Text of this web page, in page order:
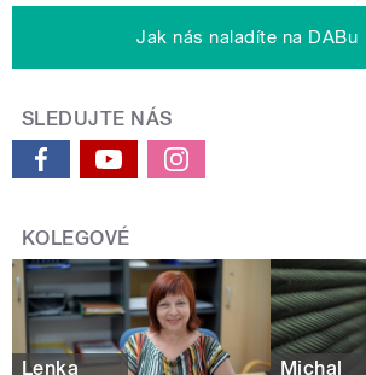
Jak nás naladíte na DABu
SLEDUJTE NÁS
KOLEGOVÉ
Lenka
Michal